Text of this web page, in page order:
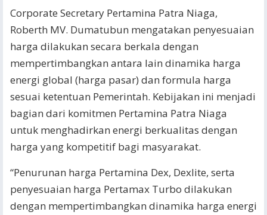
Corporate Secretary Pertamina Patra Niaga,
Roberth MV. Dumatubun mengatakan penyesuaian
harga dilakukan secara berkala dengan
mempertimbangkan antara lain dinamika harga
energi global (harga pasar) dan formula harga
sesuai ketentuan Pemerintah. Kebijakan ini menjadi
bagian dari komitmen Pertamina Patra Niaga
untuk menghadirkan energi berkualitas dengan
harga yang kompetitif bagi masyarakat.
“Penurunan harga Pertamina Dex, Dexlite, serta
penyesuaian harga Pertamax Turbo dilakukan
dengan mempertimbangkan dinamika harga energi